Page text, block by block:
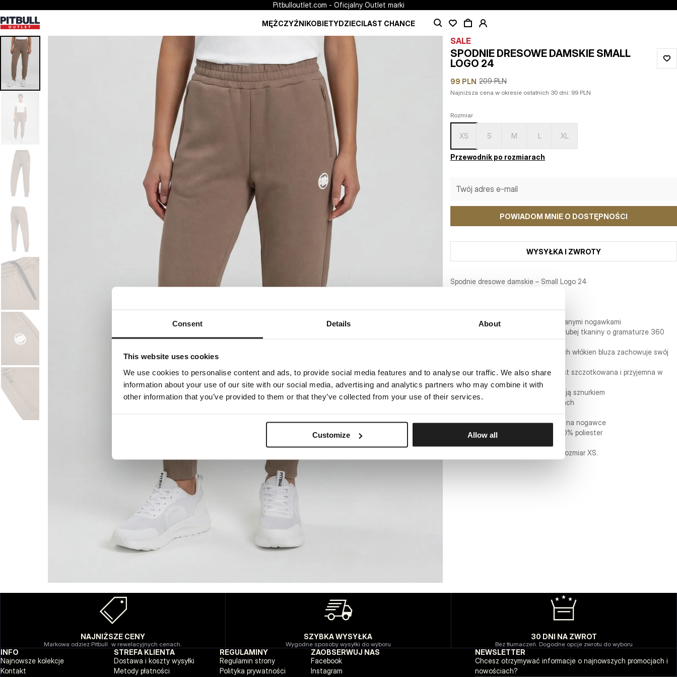
Consent Details About
This website uses cookies
We use cookies to personalise content and ads, to provide social media features and to analyse our traffic. We also share
information about your use of our site with our social media, advertising and analytics partners who may combine it with
other information that you’ve provided to them or that they’ve collected from your use of their services.
Customize Allow all
Pitbulloutlet.com - Oficjalny Outlet marki
MĘŻCZYŹNIKOBIETYDZIECILAST CHANCE
SALE
SPODNIE DRESOWE DAMSKIE SMALL
LOGO 24
99 PLN 209 PLN
Najniższa cena w okresie ostatnich 30 dni: 99 PLN
Rozmiar
XS S M L XL
Przewodnik po rozmiarach
POWIADOM MNIE O DOSTĘPNOŚCI
WYSYŁKA I ZWROTY
Spodnie dresowe damskie – Small Logo 24
- regularny wygodny fason ze zwężanymi nogawkami
- wykonane z wysokogatunkowej grubej tkaniny o gramaturze 360
- dzięki zastosowaniu syntetycznych włókien bluza zachowuje swój
- tkanina od wewnętrznej strony jest szczotkowana i przyjemna w
dotyku
- szeroki ściągacz w pasie z regulacją sznurkiem
- żebrowane ściągacze na nogawkach
- małe silikonowe logo marki Pit Bull na nogawce
- skład materiału: 60% bawełna / 40% poliester
Modelka ma 170 cm wzrostu i nosi rozmiar XS.
NAJNIŻSZE CENY
Markowa odzież Pitbull w rewelacyjnych cenach.
SZYBKA WYSYŁKA
Wygodne sposoby wysyłki do wyboru
30 DNI NA ZWROT
Bez tłumaczeń. Dogodne opcje zwrotu do wyboru
INFO
Najnowsze kolekcje
Kontakt
STREFA KLIENTA
Dostawa i koszty wysyłki
Metody płatności
REGULAMINY
Regulamin strony
Polityka prywatności
ZAOBSERWUJ NAS
Facebook
Instagram
NEWSLETTER
Chcesz otrzymywać informacje o najnowszych promocjach i
nowościach?